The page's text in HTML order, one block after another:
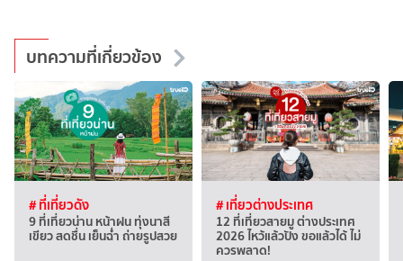
บทความที่เกี่ยวข้อง
# ที่เที่ยวดัง
9 ที่เที่ยวน่าน หน้าฝน ทุ่งนาสี
เขียว สดชื่น เย็นฉ่ำ ถ่ายรูปสวย
# เที่ยวต่างประเทศ
12 ที่เที่ยวสายมู ต่างประเทศ
2026 ไหว้แล้วปัง ขอแล้วได้ ไม่
ควรพลาด!